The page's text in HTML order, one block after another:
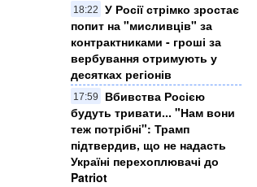
18:22
У Росії стрімко зростає
попит на "мисливців" за
контрактниками - гроші за
вербування отримують у
десятках регіонів
17:59
Вбивства Росією
будуть тривати... "Нам вони
теж потрібні": Трамп
підтвердив, що не надасть
Україні перехоплювачі до
Patriot